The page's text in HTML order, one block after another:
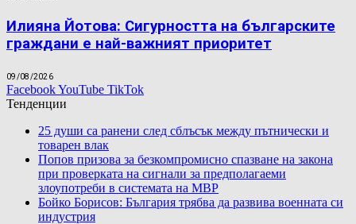
Илияна Йотова: Сигурността на българските
граждани е най-важният приоритет
09/08/2026
FacebookYouTube TikTok
Тенденции
25 души са ранени след сблъсък между пътнически и
товарен влак
Попов призова за безкомпромисно спазване на закона
при проверката на сигнали за предполагаеми
злоупотреби в системата на МВР
Бойко Борисов: България трябва да развива военната си
индустрия